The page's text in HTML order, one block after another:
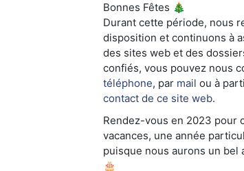
Bonnes Fêtes 🎄
Durant cette période, nous
disposition et continuons à
des sites web et des
confiés, vous pouvez nous
téléphone, par mail ou à
contact de ce site web.
Rendez-vous en 2023 pour
vacances, une année
puisque nous aurons un bel
🎂